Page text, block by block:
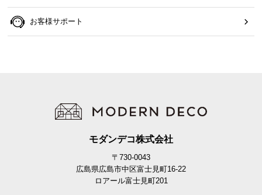
お客様サポート
モダンデコ株式会社
〒730-0043
広島県広島市中区富士見町16-22
ロアール富士見町201